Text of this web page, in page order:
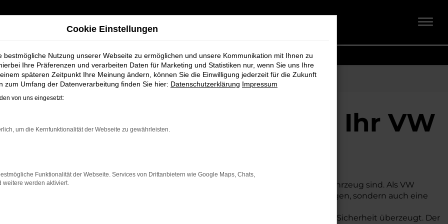
+ Koch - Ihr VW Autohaus
bei Schmidt + Koch - Ihr VW
auf der Suche nach einem modernen, zuverlässigen und gut ausgestatteten Fahrzeug sind. Als VW
und Niedersachsen bieten wir Ihnen nicht nur eine große Auswahl an Neuwagen, sondern auch eine
ist.
das mit modernster Technologie, herausragendem Fahrkomfort und exzellenter Sicherheit überzeugt. Der
Cookie Einstellungen
bestmögliche Nutzung unserer Webseite zu ermöglichen und unsere Kommunikation mit Ihnen zu
Ihre Präferenzen und verarbeiten Daten für Marketing und Statistiken nur, wenn Sie uns Ihre
späteren Zeitpunkt Ihre Meinung ändern, können Sie die Einwilligung jederzeit für die Zukunft
zum Umfang der Datenverarbeitung finden Sie hier: Datenschutzerklärung Impressum
von uns eingesetzt:
um die Kernfunktionalität der Webseite zu gewährleisten.
Funktionalität der Webseite. Services von Drittanbietern wie Google Maps, Chats,
weitere werden aktiviert.